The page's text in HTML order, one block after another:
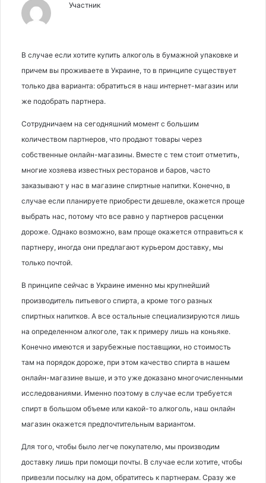
Участник
В случае если хотите купить алкоголь в бумажной упаковке и
причем вы проживаете в Украине, то в принципе существует
только два варианта: обратиться в наш интернет-магазин или
же подобрать партнера.
Сотрудничаем на сегодняшний момент с большим
количеством партнеров, что продают товары через
собственные онлайн-магазины. Вместе с тем стоит отметить,
многие хозяева известных ресторанов и баров, часто
заказывают у нас в магазине спиртные напитки. Конечно, в
случае если планируете приобрести дешевле, окажется проще
выбрать нас, потому что все равно у партнеров расценки
дороже. Однако возможно, вам проще окажется отправиться к
партнеру, иногда они предлагают курьером доставку, мы
только почтой.
В принципе сейчас в Украине именно мы крупнейший
производитель питьевого спирта, а кроме того разных
спиртных напитков. А все остальные специализируются лишь
на определенном алкоголе, так к примеру лишь на коньяке.
Конечно имеются и зарубежные поставщики, но стоимость
там на порядок дороже, при этом качество спирта в нашем
онлайн-магазине выше, и это уже доказано многочисленными
исследованиями. Именно поэтому в случае если требуется
спирт в большом объеме или какой-то алкоголь, наш онлайн
магазин окажется предпочтительным вариантом.
Для того, чтобы было легче покупателю, мы производим
доставку лишь при помощи почты. В случае если хотите, чтобы
привезли посылку на дом, обратитесь к партнерам. Сразу же